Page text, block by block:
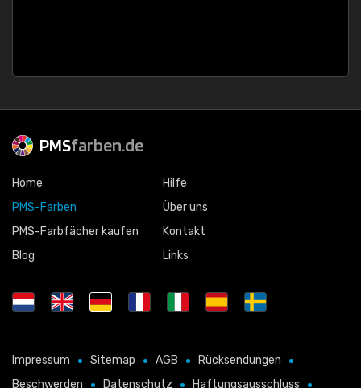
PMSfarben.de
Home
PMS-Farben
PMS-Farbfächer kaufen
Blog
Hilfe
Über uns
Kontakt
Links
Impressum Sitemap AGB
Rücksendungen
Beschwerden
Datenschutz Haftungsausschluss